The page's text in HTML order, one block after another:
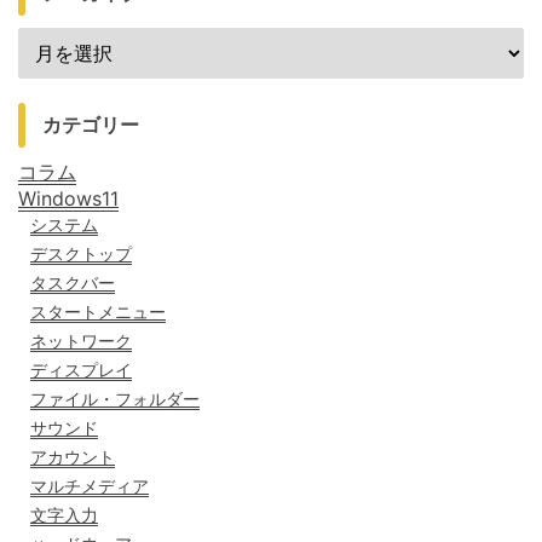
カテゴリー
コラム
Windows11
システム
デスクトップ
タスクバー
スタートメニュー
ネットワーク
ディスプレイ
ファイル・フォルダー
サウンド
アカウント
マルチメディア
文字入力